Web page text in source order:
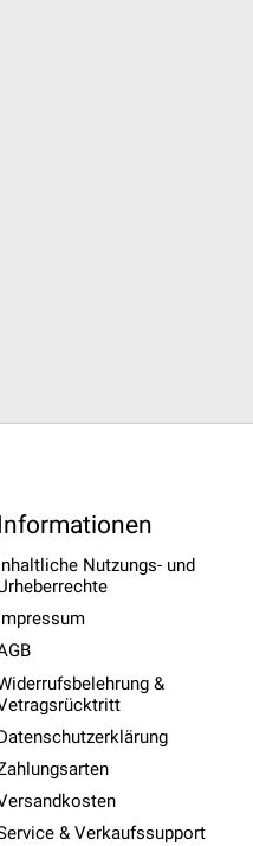
Nutzungs- und
&
& Verkaufssupport